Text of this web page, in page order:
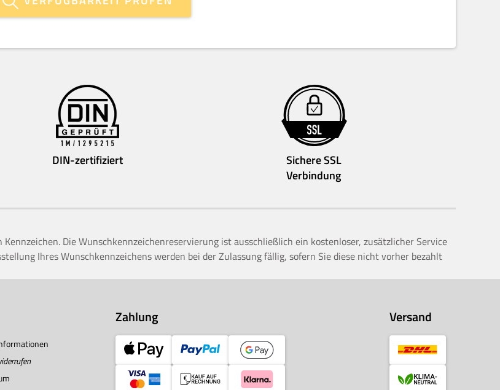
DIN-zertifiziert
Sichere SSL
Verbindung
Die Wunschkennzeichenreservierung ist ausschließlich ein kostenloser, zusätzlicher Service
Ihres Wunschkennzeichens werden bei der Zulassung fällig, sofern Sie diese nicht vorher bezahlt
Zahlung Versand